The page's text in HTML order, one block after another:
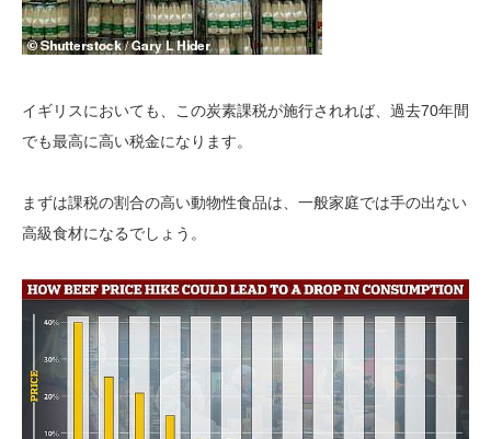
イギリスにおいても、この炭素課税が施行されれば、過去70年間
でも最高に高い税金になります。
まずは課税の割合の高い動物性食品は、一般家庭では手の出ない
高級食材になるでしょう。